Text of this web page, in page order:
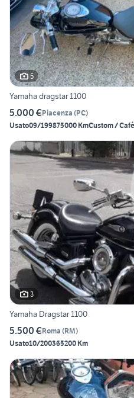
5
Yamaha dragstar 1100
5.000 €Piacenza (PC)
Usato09/199875000 KmCustom /
3
Yamaha Dragstar 1100
5.500 €Roma (RM)
Usato10/200365200 Km